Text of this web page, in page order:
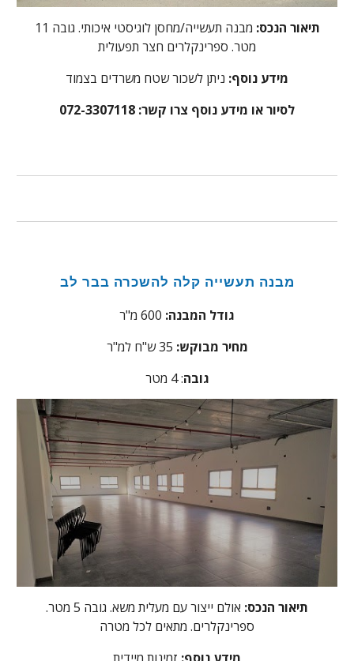
תיאור הנכס:
מבנה תעשייה/מחסן לוגיסטי איכותי. גובה 11
מטר. ספרינקלרים חצר תפעולית
מידע נוסף: ניתן לשכור שטח משרדים בצמוד
לסיור או מידע נוסף צרו קשר: 072-3307118
מבנה תעשייה קלה להשכרה בבר לב
גודל המבנה:
מחיר מבוקש: 35ש"ח למ"ר
גובה: 4 מטר
תיאור הנכס:
אולם ייצור עם מעלית משא. גובה 5 מטר.
ספרינקלרים. מתאים לכל מטרה